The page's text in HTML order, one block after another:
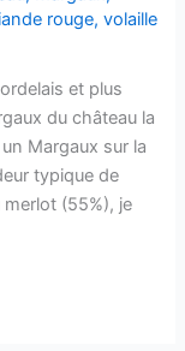
rouge,volaille
et plus
du château la
Margaux sur la
typique de
merlot (55%), je